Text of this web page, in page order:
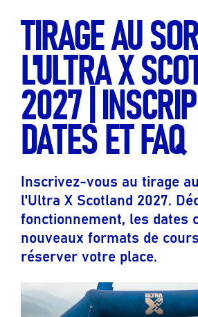
TIRAGE AU
L'ULTRA X
2027 |
DATES ET FAQ
Inscrivez-vous au tirage
l'Ultra X Scotland 2027.
fonctionnement, les dates
nouveaux formats de
réserver votre place.